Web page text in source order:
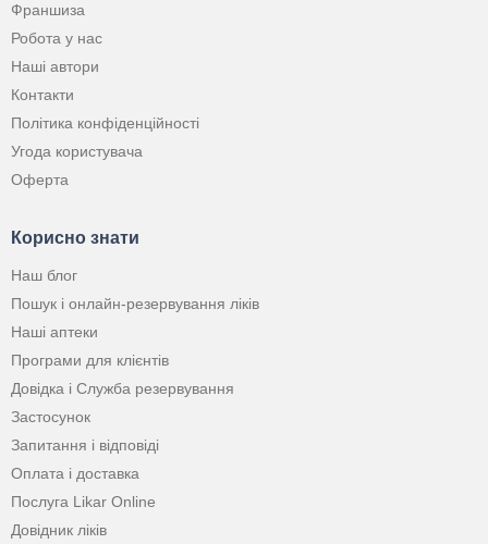
Франшиза
Робота у нас
Наші автори
Контакти
Політика конфіденційності
Угода користувача
Оферта
Корисно знати
Наш блог
Пошук і онлайн-резервування ліків
Наші аптеки
Програми для клієнтів
Довідка і Служба резервування
Застосунок
Запитання і відповіді
Оплата і доставка
Послуга Likar Online
Довідник ліків